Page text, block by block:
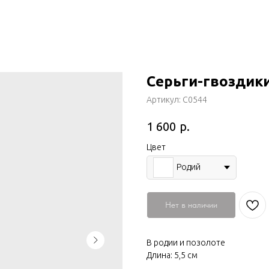
Серьги-
Артикул: С0544
1 600 р.
Цвет
Родий
Нет в наличии
В родии и позолоте
Длина: 5,5 см